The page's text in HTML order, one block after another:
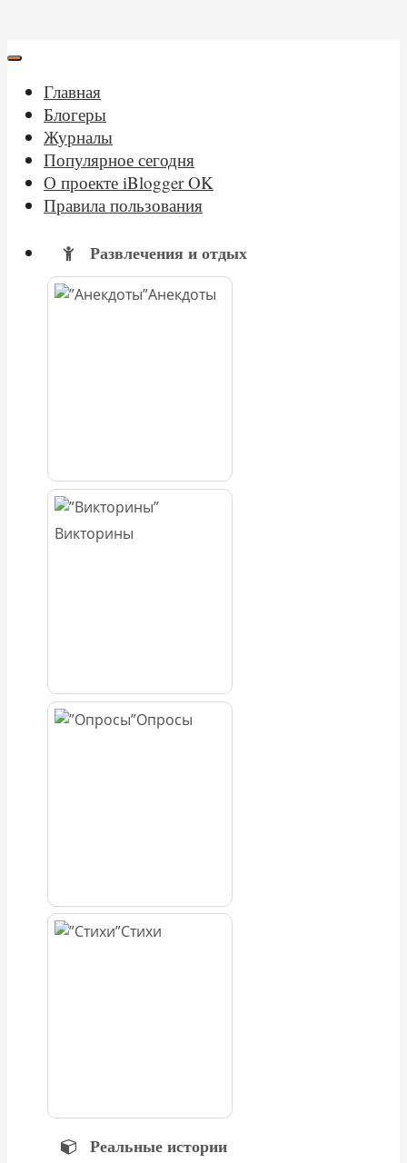
Главная
Блогеры
Журналы
Популярное сегодня
О проекте iBlogger OK
Правила пользования
Развлечения и отдых
Анекдоты
Викторины
Опросы
Стихи
Реальные истории